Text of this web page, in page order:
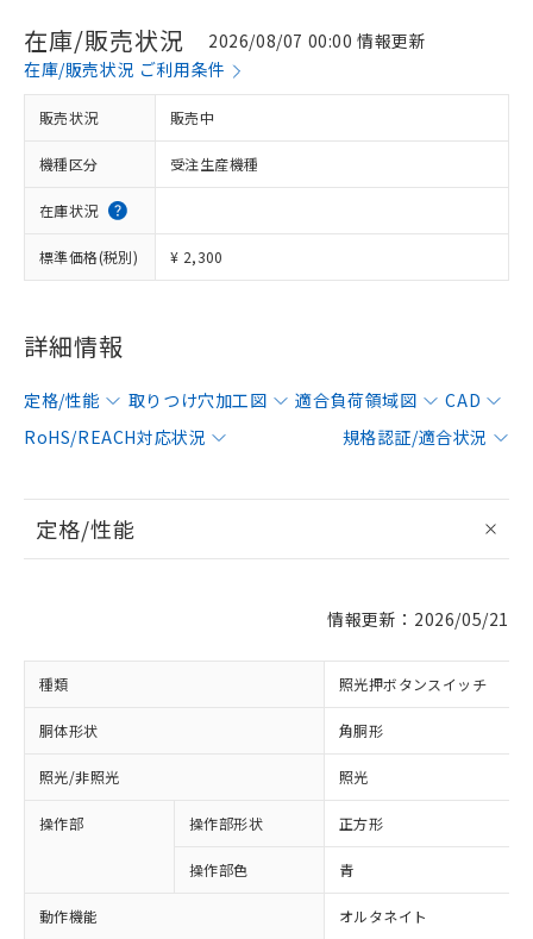
在庫/販売状況
2026/08/07 00:00 情報更新
在庫/販売状況 ご利用条件
販売状況 販売中
機種区分 受注生産機種
在庫状況
標準価格(税別) ¥ 2,300
詳細情報
定格/性能 取りつけ穴加工図 適合負荷領域図
CAD
RoHS/REACH対応状況
規格認証/適合状況
定格/性能
情報更新：2026/05/21
種類 照光押ボタンスイッチ
胴体形状 角胴形
照光/非照光 照光
操作部 操作部形状 正方形
操作部色 青
動作機能 オルタネイト